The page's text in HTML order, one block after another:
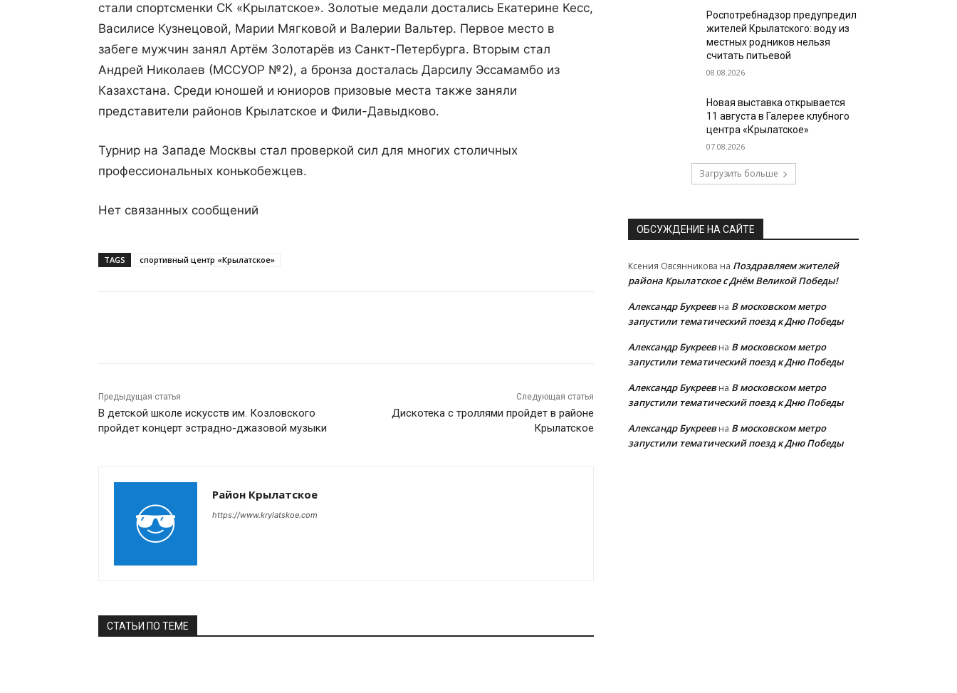
стали спортсменки СК «Крылатское». Золотые медали достались Екатерине Кесс,
Василисе Кузнецовой, Марии Мягковой и Валерии Вальтер. Первое место в
забеге мужчин занял Артём Золотарёв из Санкт-Петербурга. Вторым стал
Андрей Николаев (МССУОР №2), а бронза досталась Дарсилу Эссамамбо из
Казахстана. Среди юношей и юниоров призовые места также заняли
представители районов Крылатское и Фили-Давыдково.
Турнир на Западе Москвы стал проверкой сил для многих столичных
профессиональных конькобежцев.
Нет связанных сообщений
TAGS спортивный центр «Крылатское»
Предыдущая статья
В детской школе искусств им. Козловского
пройдет концерт эстрадно-джазовой музыки
Следующая статья
Дискотека с троллями пройдет в районе
Крылатское
Район Крылатское
https://www.krylatskoe.com
СТАТЬИ ПО ТЕМЕ
Роспотребнадзор предупредил
жителей Крылатского: воду из
местных родников нельзя
считать питьевой
08.08.2026
Новая выставка открывается
11 августа в Галерее клубного
центра «Крылатское»
07.08.2026
Загрузить больше
ОБСУЖДЕНИЕ НА САЙТЕ
Ксения Овсянникова на Поздравляем жителей
района Крылатское с Днём Великой Победы!
Александр Букреевна В московском метро
запустили тематический поезд к Дню Победы
Александр Букреевна В московском метро
запустили тематический поезд к Дню Победы
Александр Букреевна В московском метро
запустили тематический поезд к Дню Победы
Александр Букреевна В московском метро
запустили тематический поезд к Дню Победы